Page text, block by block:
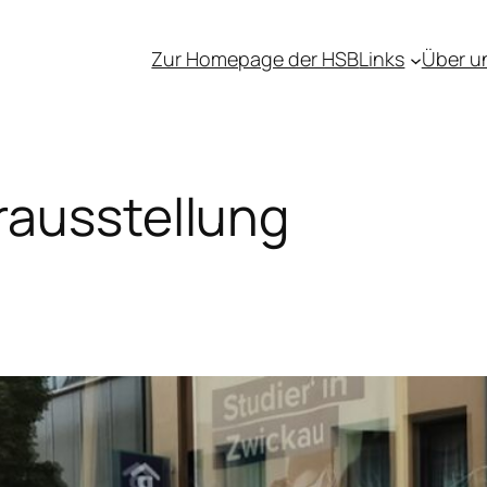
Zur Homepage der HSBLinks Über